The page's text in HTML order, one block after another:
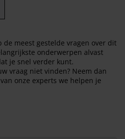
meest gestelde vragen over dit
onderwerpen alvast
je snel verder kunt.
vraag niet vinden? Neem dan
onze experts we helpen je